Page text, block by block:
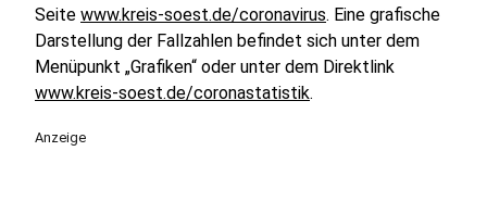
Seite www.kreis-soest.de/coronavirus. Eine grafische
Darstellung der Fallzahlen befindet sich unter dem
Menüpunkt „Grafiken“ oder unter dem Direktlink
www.kreis-soest.de/coronastatistik.
Anzeige